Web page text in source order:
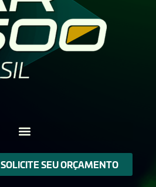
SOLICITE SEU ORÇAMENTO